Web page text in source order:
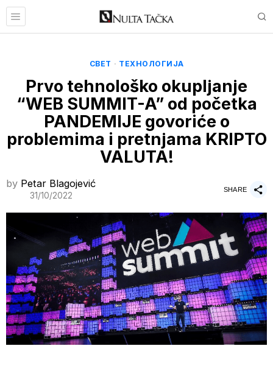
СВЕТ · ТЕХНОЛОГИЈА
Prvo tehnološko okupljanje
“WEB SUMMIT-A” od početka
PANDEMIJE govoriće o
problemima i pretnjama KRIPTO
VALUTA!
by Petar Blagojević
31/10/2022
SHARE